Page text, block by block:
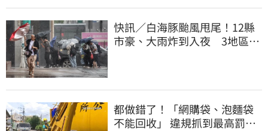
快訊／白海豚颱風甩尾！12縣
市豪、大雨炸到入夜 3地區有
都做錯了！「網購袋、泡麵袋
不能回收」 違規抓到最高罰